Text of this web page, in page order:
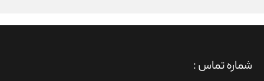
شماره تماس :